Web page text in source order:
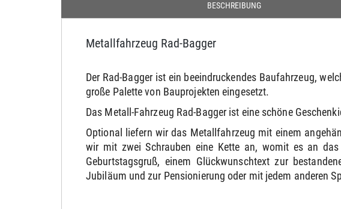
BESCHREIBUNG
Metallfahrzeug Rad-Bagger
Der Rad-Bagger ist ein beeindruckendes Baufahrzeug,
große Palette von Bauprojekten eingesetzt.
Das Metall-Fahrzeug Rad-Bagger ist eine schöne
Optional liefern wir das Metallfahrzeug mit einem
wir mit zwei Schrauben eine Kette an, womit es an
Geburtstagsgruß, einem Glückwunschtext zur
Jubiläum und zur Pensionierung oder mit jedem anderen